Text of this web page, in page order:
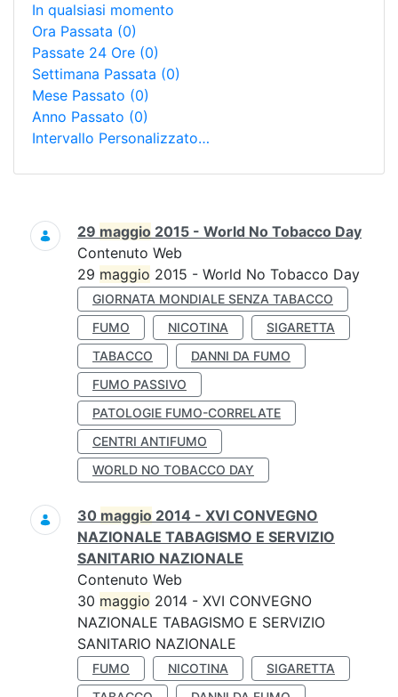
In qualsiasi momento
Ora Passata (0)
Passate 24 Ore (0)
Settimana Passata (0)
Mese Passato (0)
Anno Passato (0)
Intervallo Personalizzato…
Ricerca
29 maggio 2015 - World No Tobacco Day
Contenuto Web
29 maggio 2015 - World No Tobacco Day
GIORNATA MONDIALE SENZA TABACCO
FUMO
NICOTINA
SIGARETTA
TABACCO
DANNI DA FUMO
FUMO PASSIVO
PATOLOGIE FUMO-CORRELATE
CENTRI ANTIFUMO
WORLD NO TOBACCO DAY
30 maggio 2014 - XVI CONVEGNO
NAZIONALE TABAGISMO E SERVIZIO
SANITARIO NAZIONALE
Contenuto Web
30 maggio 2014 - XVI CONVEGNO
NAZIONALE TABAGISMO E SERVIZIO
SANITARIO NAZIONALE
FUMO NICOTINA
SIGARETTA